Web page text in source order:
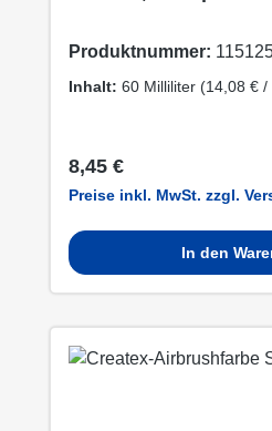
Produktnummer:
Inhalt: 60 Milliliter (14,08 € /
Regulärer Preis:
8,45 €
Preise inkl. MwSt. zzgl.
In den